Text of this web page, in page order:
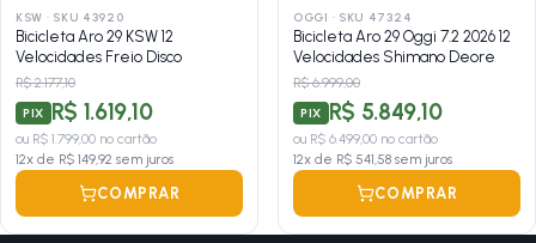
KSW · SKU 43920
Bicicleta Aro 29 KSW 12
Velocidades Freio Disco
R$ 2.177,10
PIX R$ 1.619,10
ou R$ 1.799,00 no cartão
12x de R$ 149,92 sem juros
COMPRAR
OGGI · SKU 47324
Bicicleta Aro 29 Oggi 7.2 2026 12
Velocidades Shimano Deore
R$ 6.999,00
PIX R$ 5.849,10
ou R$ 6.499,00 no cartão
12x de R$ 541,58 sem juros
COMPRAR